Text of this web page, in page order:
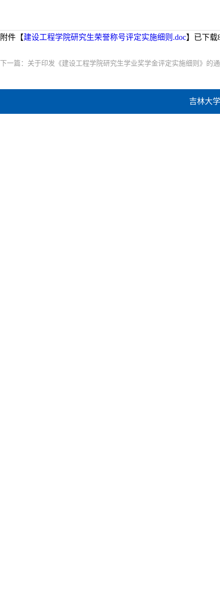
附件【建设工程学院研究生荣誉称号评定实施细则.doc】已下载
下一篇： 关于印发《建设工程学院研究生学业奖学金评定实施细则》的
吉林大